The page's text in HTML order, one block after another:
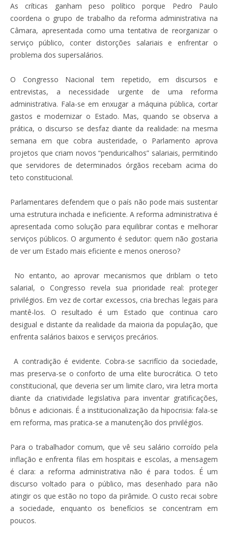
As críticas ganham peso político porque Pedro Paulo
coordena o grupo de trabalho da reforma administrativa na
Câmara, apresentada como uma tentativa de reorganizar o
serviço público, conter distorções salariais e enfrentar o
problema dos supersalários.
O Congresso Nacional tem repetido, em discursos e
entrevistas, a necessidade urgente de uma reforma
administrativa. Fala-se em enxugar a máquina pública, cortar
gastos e modernizar o Estado. Mas, quando se observa a
prática, o discurso se desfaz diante da realidade: na mesma
semana em que cobra austeridade, o Parlamento aprova
projetos que criam novos “penduricalhos” salariais, permitindo
que servidores de determinados órgãos recebam acima do
teto constitucional.
Parlamentares defendem que o país não pode mais sustentar
uma estrutura inchada e ineficiente. A reforma administrativa é
apresentada como solução para equilibrar contas e melhorar
serviços públicos. O argumento é sedutor: quem não gostaria
de ver um Estado mais eficiente e menos oneroso?
No entanto, ao aprovar mecanismos que driblam o teto
salarial, o Congresso revela sua prioridade real: proteger
privilégios. Em vez de cortar excessos, cria brechas legais para
mantê-los. O resultado é um Estado que continua caro
desigual e distante da realidade da maioria da população, que
enfrenta salários baixos e serviços precários.
A contradição é evidente. Cobra-se sacrifício da sociedade,
mas preserva-se o conforto de uma elite burocrática. O teto
constitucional, que deveria ser um limite claro, vira letra morta
diante da criatividade legislativa para inventar gratificações,
bônus e adicionais. É a institucionalização da hipocrisia: fala-se
em reforma, mas pratica-se a manutenção dos privilégios.
Para o trabalhador comum, que vê seu salário corroído pela
inflação e enfrenta filas em hospitais e escolas, a mensagem
é clara: a reforma administrativa não é para todos. É um
discurso voltado para o público, mas desenhado para não
atingir os que estão no topo da pirâmide. O custo recai sobre
a sociedade, enquanto os benefícios se concentram em
poucos.